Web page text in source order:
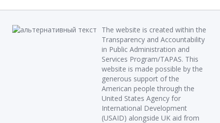
The website is created within the
Transparency and Accountability
in Public Administration and
Services Program/TAPAS. This
website is made possible by the
generous support of the
American people through the
United States Agency for
International Development
(USAID) alongside UK aid from